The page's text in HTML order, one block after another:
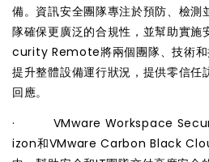
備。資訊安全團隊專注於預防、檢測
隊確保更廣泛的合規性，並幫助實
curity Remote將兩個團隊、技術和
提升整體設備運行狀況，提供零信任
回應。
· VMware Workspace
izon和VMware Carbon Black